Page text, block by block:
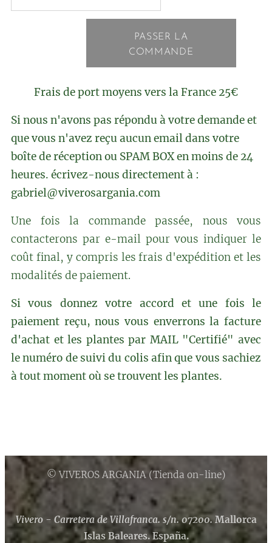
PASSER LA
COMMANDE
Frais de port moyens vers la France 25€
Si nous n'avons pas répondu à votre demande et
que vous n'avez reçu aucun email dans votre
boîte de réception ou SPAM BOX en moins de 24
heures. écrivez-nous directement à :
gabriel@viverosargania.com
Une fois la commande passée, nous vous
contacterons par e-mail pour vous indiquer le
coût final, y compris les frais d'expédition et les
modalités de paiement.
Si vous donnez votre accord et une fois le
paiement reçu, nous vous enverrons la facture
d'achat et les plantes par MAIL "Certifié" avec
le numéro de suivi du colis afin que vous sachiez
à tout moment où se trouvent les plantes.
© VIVEROS ARGANIA (Tienda on-line)
Vivero - Carretera de Villafranca. s/n. 07200.Mallorca
Islas Baleares. España.